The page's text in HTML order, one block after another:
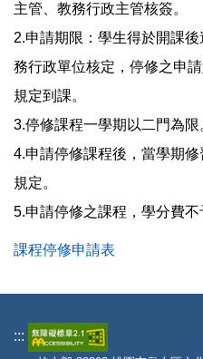
主管、教務行政主管核簽。
2.申請期限：學生得於開課
務行政單位核定，停修之申
規定到課。
3.停修課程一學期以二門為限
4.申請停修課程後，當學期
規定。
5.申請停修之課程，學分費不
課程停修申請表
:::